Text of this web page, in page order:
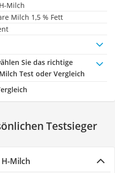
Milch
Milch 1,5 % Fett
Sie das richtige
Test oder Vergleich
Testsieger
Milch